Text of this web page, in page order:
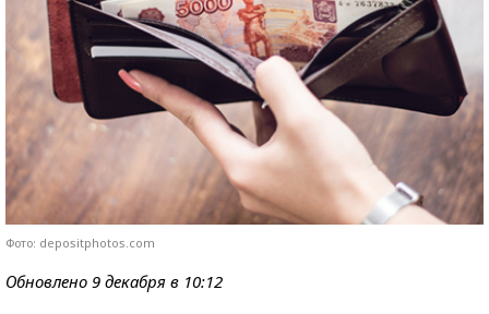
Фото: depositphotos.com
Обновлено 9 декабря в 10:12